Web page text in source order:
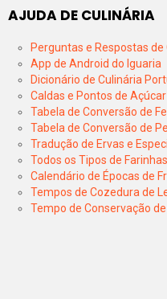
AJUDA DE CULINÁRIA
Perguntas e Respostas de
App de Android do Iguaria
Dicionário de Culinária
Caldas e Pontos de Açúcar
Tabela de Conversão de
Tabela de Conversão de
Tradução de Ervas e
Todos os Tipos de Farinhas
Calendário de Épocas de
Tempos de Cozedura de
Tempo de Conservação